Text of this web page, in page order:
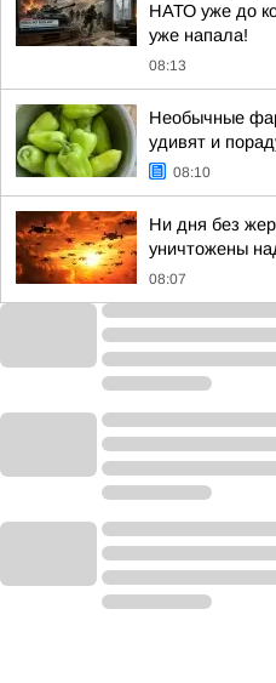
НАТО уже до
уже напала!
08:13
Необычные
удивят и
08:10
Ни дня без
уничтожены
08:07